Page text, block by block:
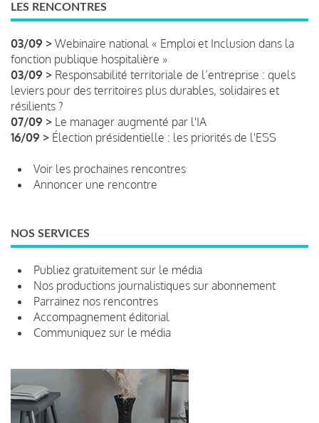
LES RENCONTRES
03/09 > Webinaire national « Emploi et Inclusion dans la
fonction publique hospitalière »
03/09 > Responsabilité territoriale de l’entreprise : quels
leviers pour des territoires plus durables, solidaires et
résilients ?
07/09 > Le manager augmenté par l'IA
16/09 > Élection présidentielle : les priorités de l'ESS
Voir les prochaines rencontres
Annoncer une rencontre
NOS SERVICES
Publiez gratuitement sur le média
Nos productions journalistiques sur abonnement
Parrainez nos rencontres
Accompagnement éditorial
Communiquez sur le média